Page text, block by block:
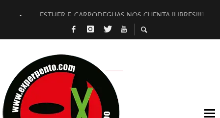
ESTHER F. CARRODEGUAS NOS CUENTA [LIBRES!!!]
[TERRA DE GUAPES] DE SANDRA MONFORT
TIMBRE 4, LA ESCUELA DEL DIRECTOR TEATRAL CLAUDIO
30 AÑOS (NO ES NADA) DE LA KATARSIS DEL TOMATAZO
MILITARES JUDÍAS EN #EXVITA